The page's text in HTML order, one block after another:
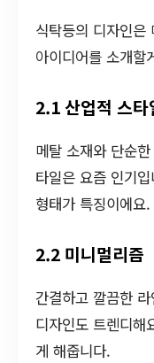
식탁등의 디자인은
아이디어를 소개할
2.1 산업적 스타
메탈 소재와 단순
타일은 요즘 인기
형태가 특징이에요
2.2 미니멀리즘
간결하고 깔끔한
디자인도 트렌디해
게 해줍니다.